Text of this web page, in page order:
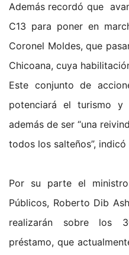
Además recordó que
C13 para poner en
Coronel Moldes, que
Chicoana, cuya
Este conjunto de
potenciará el turismo y
además de ser “una
todos los salteños”,
Por su parte el
Públicos, Roberto Dib
realizarán sobre los
préstamo, que